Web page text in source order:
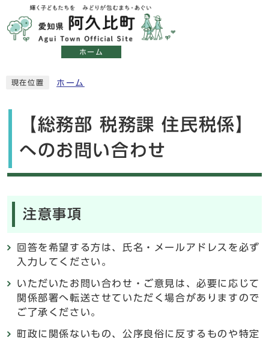
ホーム
現在位置 ホーム
【総務部 税務課 住民税係】
へのお問い合わせ
注意事項
回答を希望する方は、氏名・メールアドレスを必ず
入力してください。
いただいたお問い合わせ・ご意見は、必要に応じて
関係部署へ転送させていただく場合がありますので
ご了承ください。
町政に関係ないもの、公序良俗に反するものや特定